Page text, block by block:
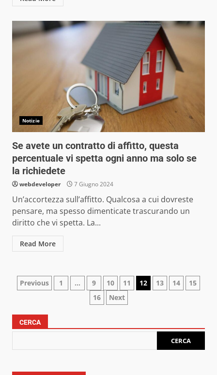
Notizie
Se avete un contratto di affitto, questa
percentuale vi spetta ogni anno ma solo se
la richiedete
webdeveloper 7 Giugno 2024
Un’accortezza sull’affitto. Qualcosa a cui dovreste
pensare, ma spesso dimenticate trascurando un
diritto che vi spetta. La...
Read More
Paginazione
articoli
Previous 1 … 9 10 11 12 13 14
15
16
Next
CERCA
CERCA